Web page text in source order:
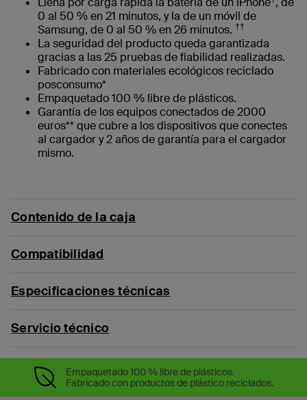
0 al 50 % en 21 minutos, y la de un móvil de
Samsung, de 0 al 50 % en 26 minutos. ††
La seguridad del producto queda garantizada
gracias a las 25 pruebas de fiabilidad realizadas.
Fabricado con materiales ecológicos reciclado
posconsumo*
Empaquetado 100 % libre de plásticos.
Garantía de los equipos conectados de 2000
euros** que cubre a los dispositivos que conectes
al cargador y 2 años de garantía para el cargador
mismo.
Contenido de la caja
Compatibilidad
Especificaciones técnicas
Servicio técnico
Empaquetado 100 % libre de plásticos.
Fabricado con productos de plástico reciclados.